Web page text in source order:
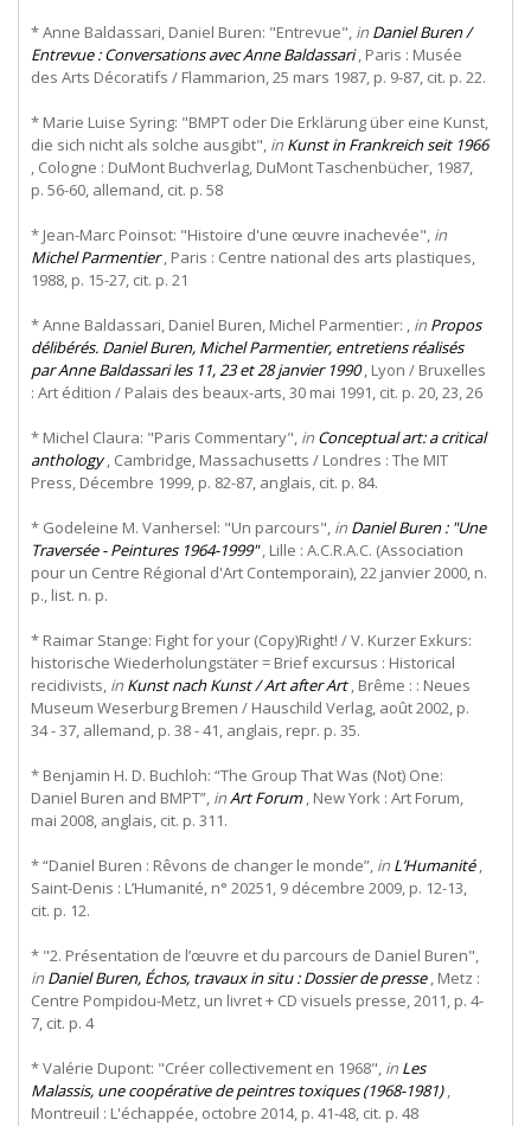
* Anne Baldassari, Daniel Buren: "Entrevue", in Daniel Buren /
Entrevue : Conversations avec Anne Baldassari, Paris : Musée
des Arts Décoratifs / Flammarion, 25 mars 1987, p. 9-87, cit. p. 22.
* Marie Luise Syring: "BMPT oder Die Erklärung über eine Kunst,
die sich nicht als solche ausgibt", in Kunst in Frankreich seit 1966
, Cologne : DuMont Buchverlag, DuMont Taschenbücher, 1987,
p. 56-60, allemand, cit. p. 58
* Jean-Marc Poinsot: "Histoire d'une œuvre inachevée", in
Michel Parmentier, Paris : Centre national des arts plastiques,
1988, p. 15-27, cit. p. 21
* Anne Baldassari, Daniel Buren, Michel Parmentier: , in Propos
délibérés. Daniel Buren, Michel Parmentier, entretiens réalisés
par Anne Baldassari les 11, 23 et 28 janvier 1990, Lyon / Bruxelles
: Art édition / Palais des beaux-arts, 30 mai 1991, cit. p. 20, 23, 26
* Michel Claura: "Paris Commentary", in Conceptual art: a critical
anthology, Cambridge, Massachusetts / Londres : The MIT
Press, Décembre 1999, p. 82-87, anglais, cit. p. 84.
* Godeleine M. Vanhersel: "Un parcours", in Daniel Buren : "Une
Traversée - Peintures 1964-1999", Lille : A.C.R.A.C. (Association
pour un Centre Régional d'Art Contemporain), 22 janvier 2000, n.
p., list. n. p.
* Raimar Stange: Fight for your (Copy)Right! / V. Kurzer Exkurs:
historische Wiederholungstäter = Brief excursus : Historical
recidivists, in Kunst nach Kunst / Art after Art, Brême : : Neues
Museum Weserburg Bremen / Hauschild Verlag, août 2002, p.
34 - 37, allemand, p. 38 - 41, anglais, repr. p. 35.
* Benjamin H. D. Buchloh: “The Group That Was (Not) One:
Daniel Buren and BMPT”, inArt Forum, New York : Art Forum,
mai 2008, anglais, cit. p. 311.
* “Daniel Buren : Rêvons de changer le monde”, in L’Humanité,
Saint-Denis : L’Humanité, n° 20251, 9 décembre 2009, p. 12-13,
cit. p. 12.
* "2. Présentation de l’œuvre et du parcours de Daniel Buren",
in Daniel Buren, Échos, travaux in situ : Dossier de presse, Metz :
Centre Pompidou-Metz, un livret + CD visuels presse, 2011, p. 4-
7, cit. p. 4
* Valérie Dupont: "Créer collectivement en 1968", in Les
Malassis, une coopérative de peintres toxiques (1968-1981),
Montreuil : L'échappée, octobre 2014, p. 41-48, cit. p. 48